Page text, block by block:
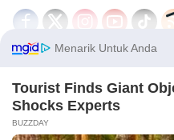
PEDOMAN MEDIA SIBER
© 2026 - CakrawalaNews.co